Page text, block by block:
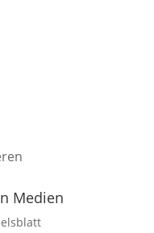
Medien